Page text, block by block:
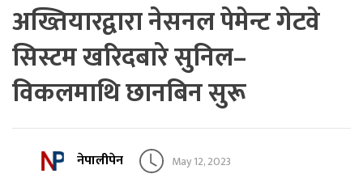
अख्तियारद्वारा नेसनल पेमेन्ट गेटवे
सिस्टम खरिदबारे सुनिल–
विकलमाथि छानबिन सुरू
नेपालीपेन May 12, 2023